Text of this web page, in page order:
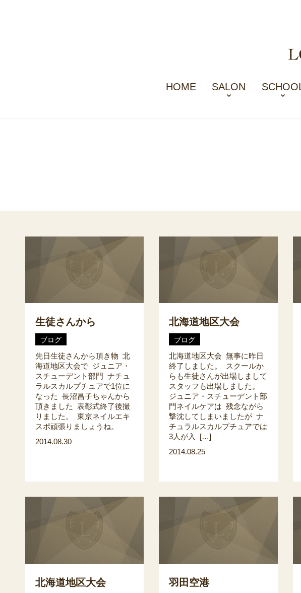
HOME SALON SCHOOL
生徒さんから
ブログ
先日生徒さんから頂き物 北
海道地区大会で ジュニア・
スチューデント部門 ナチュ
ラルスカルプチュアで1位に
なった 長沼昌子ちゃんから
頂きました 表彰式終了後撮
りました。 東京ネイルエキ
スポ頑張りましょうね。
2014.08.30
北海道地区大会
ブログ
北海道地区大会 無事に昨日
終了しました。 スクールか
らも生徒さんが出場しまして
スタッフも出場しました。
ジュニア・スチューデント部
門ネイルケアは 残念ながら
撃沈してしまいましたが ナ
チュラルスカルプチュアでは
3人が入 […]
2014.08.25
北海道地区大会 羽田空港